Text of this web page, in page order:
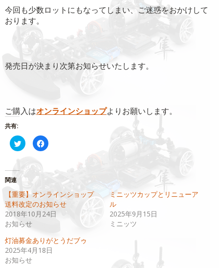
今回も少数ロットにもなってしまい、ご迷惑をおかけして
おります。
発売日が決まり次第お知らせいたします。
ご購入はオンラインショップよりお願いします。
共有:
ク
リ
Twitter
有
(新
し
い
ウ
ィ
ン
ド
ウ
で
開
き
ま
Facebook
で
る
リ
ッ
ク
し
て
い
(新
し
関連
【重要】オンラインショップ
送料改定のお知らせ
2018年10月24日
お知らせ
ミニッツカップとリニューア
ル
2025年9月15日
ミニッツ
灯油募金ありがとうだブゥ
2025年4月18日
お知らせ